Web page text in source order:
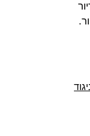
בניגוד